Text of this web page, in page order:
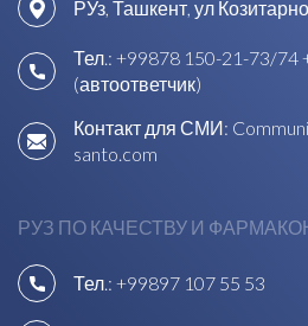
РУз, Ташкент, ул
Тел.: +99878 150-21-73/74
(автоответчик)
Контакт для СМИ:
santo.com
РУЗ ПО КАЧЕСТВУ И
Тел.: +99897 107 55 53